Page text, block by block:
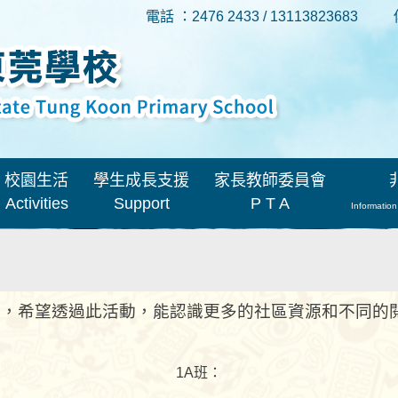
電話 ：2476 2433 / 13113823683
校園生活
Activities
學生成長支援
Support
家長教師委員會
P T A
希望透過此活動，能認識更多的社區資源和不同的
1A班：